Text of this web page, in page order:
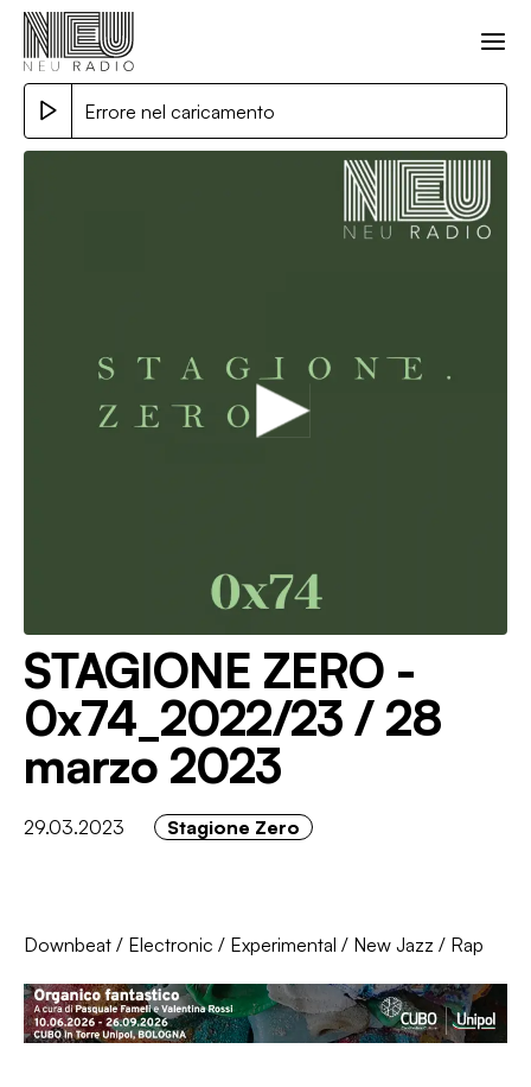
Errore nel caricamento
STAGIONE ZERO -
0x74_2022/23 / 28
marzo 2023
29.03.2023 Stagione Zero
Downbeat / Electronic / Experimental / New Jazz / Rap